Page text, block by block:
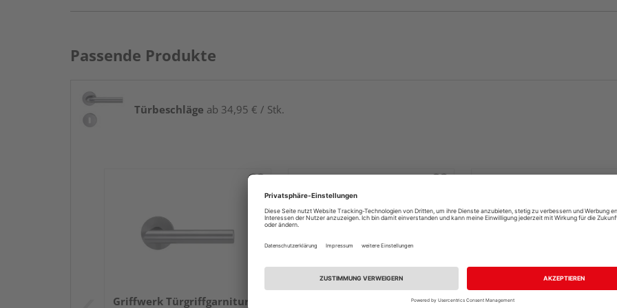
Passende Produkte
Türbeschläge ab 34,95 € / Stk.
Griffwerk Türgriffgarnitur
Griffwerk Türgriffgarnitur
Griffwerk Türgriffgarnitur